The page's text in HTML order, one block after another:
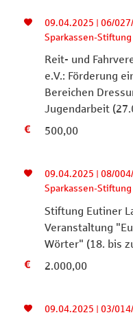
09.04.2025 | 06/
Sparkassen-
Reit- und
e.V.: Förderung
Bereichen
Jugendarbeit
500,00
09.04.2025 | 08/
Sparkassen-
Stiftung Eutiner
Veranstaltung
Wörter" (18. bis
2.000,00
09.04.2025 | 03/